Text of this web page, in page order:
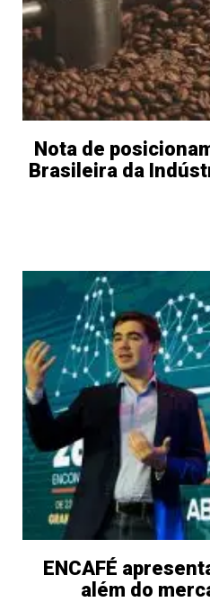
Nota de
Brasileira da
ENCAFÉ
além do